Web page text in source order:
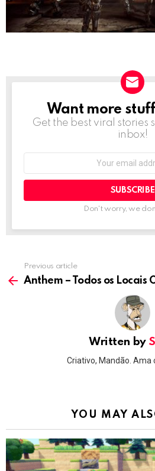
NEWSLETTER
Want more
Get the best viral stories
inbox!
Don't worry, we
more
Previous article
Anthem – Todos os Locais
Written by
Criativo, Mandão. Ama
YOU MAY